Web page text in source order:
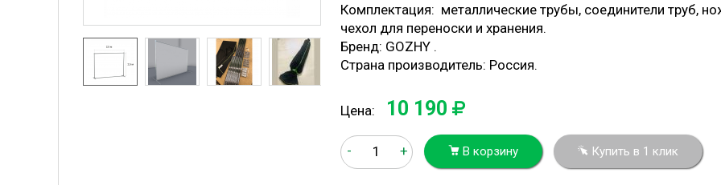
Комплектация: металлические трубы, соединители труб,
чехол для переноски и хранения.
Бренд: GOZHY .
Страна производитель: Россия.
Цена: 10 190
- + В корзину Купить в 1 клик